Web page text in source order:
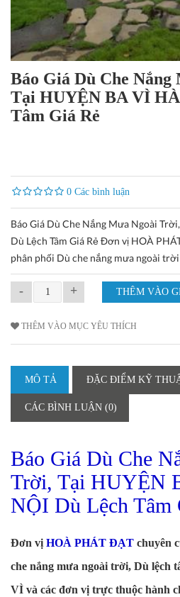
Báo Giá Dù Che
Tại HUYỆN BA VÌ
Tâm Giá Rẻ
0 Các bình luận
Báo Giá Dù Che Nắng Mưa Ngoài
Dù Lệch Tâm Giá Rẻ Đơn vị HOÀ
phân phối Dù che nắng mưa ngoài trời
- +
THÊM VÀO MỤC YÊU THÍCH
MÔ TẢ ĐẶC ĐIỂM KỸ
CÁC BÌNH LUẬN (0)
Báo Giá Dù Che
Trời, Tại HUYỆN
NỘI Dù Lệch Tâm
Đơn vị HOÀ PHÁT ĐẠT chuyên
che nắng mưa ngoài trời, Dù lệch
VÌ và các đơn vị trực thuộc hành